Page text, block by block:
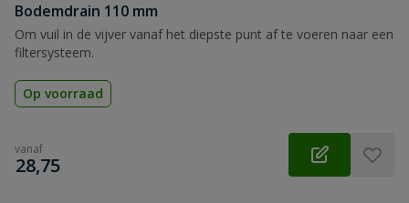
Bodemdrain 110 mm
Om vuil in de vijver vanaf het diepste punt af te voeren naar een
filtersysteem.
Op voorraad
vanaf
€
28,75